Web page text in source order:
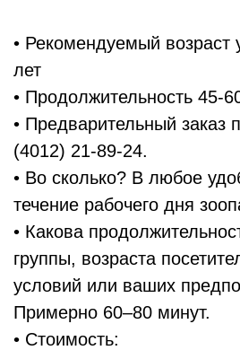
• Рекомендуемый возраст
лет
• Продолжительность 45-
• Предварительный заказ
(4012) 21-89-24.
• Во сколько? В любое
течение рабочего дня
• Какова
группы, возраста
условий или ваших
Примерно 60–80 минут.
• Стоимость: